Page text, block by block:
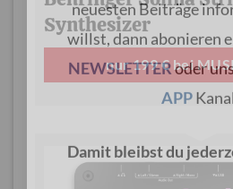
neuesten Beiträge
willst, dann abonieren
NEWSLETTERoder
Damit bleibst du
Synthesizer
nur 199 € bei